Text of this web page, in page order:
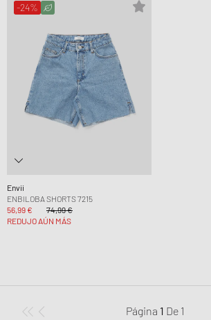
-24%
Envii
ENBILOBA SHORTS 7215
56,99 €
74,99 €
REDUJO AÚN MÁS
Página 1 De 1